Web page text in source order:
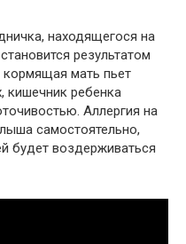
находящегося на
результатом
кормящая мать пьет
кишечник ребенка
Аллергия на
самостоятельно,
будет воздерживаться